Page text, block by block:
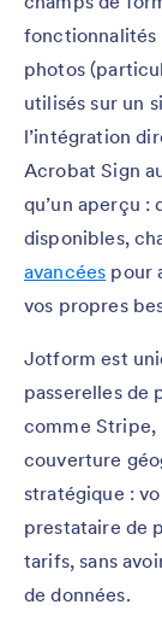
fonctionnalités
photos
utilisés sur un
l’intégration
Acrobat Sign
qu’un aperçu :
disponibles,
avancées pour
vos propres
Jotform est
passerelles de
comme Stripe,
couverture
stratégique :
prestataire de
tarifs, sans
de données.